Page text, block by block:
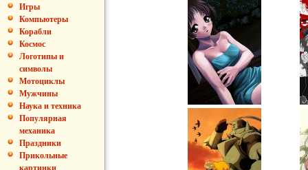
Игры
Компьютеры
Корабли
Космос
Логотипы и
символы
Мотоциклы
Мужчины
Наука и техника
Популярная
механика
Праздники
Прикольные
картинки